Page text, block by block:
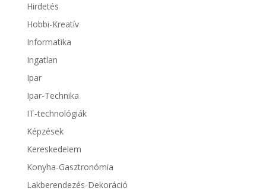
Hirdetés
Hobbi-Kreatív
Informatika
Ingatlan
Ipar
Ipar-Technika
IT-technológiák
Képzések
Kereskedelem
Konyha-Gasztronómia
Lakberendezés-Dekoráció